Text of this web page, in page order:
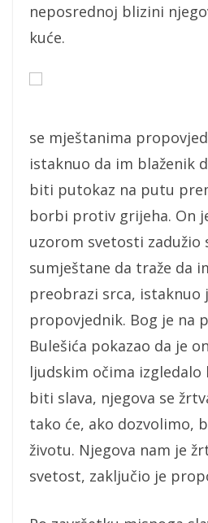
neposrednoj blizini
kuće.
se mještanima
istaknuo da im blaženik
biti putokaz na putu
borbi protiv grijeha. On
uzorom svetosti zadužio
sumještane da traže da
preobrazi srca, istaknuo
propovjednik. Bog je na
Bulešića pokazao da je
ljudskim očima izgledalo
biti slava, njegova se
tako će, ako dozvolimo,
životu. Njegova nam je
svetost, zaključio je